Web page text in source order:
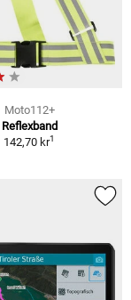
Moto112+
Reflexband
142,70 kr1